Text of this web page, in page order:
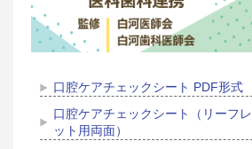
口腔ケアチェックシート PDF形式
口腔ケアチェックシート（リーフレ
ット用両面）